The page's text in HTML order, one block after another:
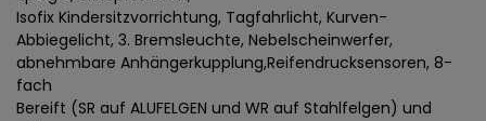
Isofix Kindersitzvorrichtung, Tagfahrlicht, Kurven-
Abbiegelicht, 3. Bremsleuchte, Nebelscheinwerfer,
abnehmbare Anhängerkupplung,Reifendrucksensoren, 8-
fach
Bereift (SR auf ALUFELGEN und WR auf Stahlfelgen) und